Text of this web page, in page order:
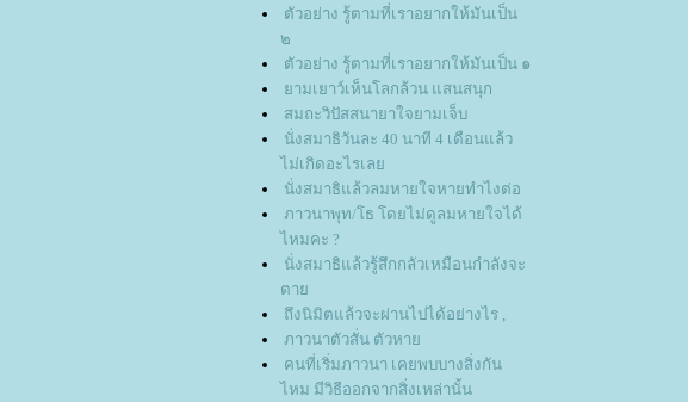
ตัวอย่าง รู้ตามที่เราอยากให้มันเป็น
๒
ตัวอย่าง รู้ตามที่เราอยากให้มันเป็น ๑
ามเยาว์เห็นโลกล้วน แสนสนุก
สมถะวิปัสสนายาใจยามเจ็บ
นั่งสมาธิวันละ 40 นาที 4 เดือนแล้ว
ไม่เกิดอะไรเล
นั่งสมาธิแล้วลมหายใจหายทำไงต่อ
ภาวนาพุท/โธ โดยไม่ดูลมหายใจได้
ไหมคะ ?
นั่งสมาธิแล้วรู้สึกกลัวเหมือนกำลังจะ
ตา
ถึงนิมิตแล้วจะผ่านไปได้อย่างไร ,
ภาวนาตัวสั่น ตัวหา
คนที่เริ่มภาวนา เคยพบบางสิ่งกัน
ไหม มีวิธีออกจากสิ่งเหล่านั้น